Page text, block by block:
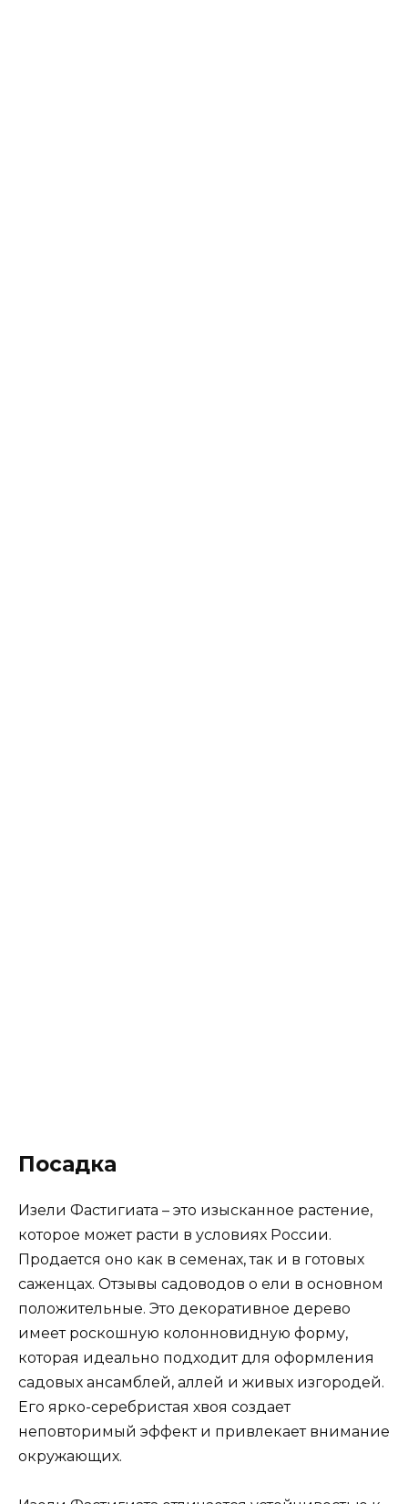
Посадка
Изели Фастигиата – это изысканное растение,
которое может расти в условиях России.
Продается оно как в семенах, так и в готовых
саженцах. Отзывы садоводов о ели в основном
положительные. Это декоративное дерево
имеет роскошную колонновидную форму,
которая идеально подходит для оформления
садовых ансамблей, аллей и живых изгородей.
Его ярко-серебристая хвоя создает
неповторимый эффект и привлекает внимание
окружающих.